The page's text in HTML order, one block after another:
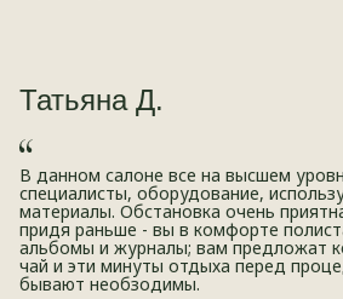
Татьяна Д.
В данном салоне все на высшем
специалисты, оборудование,
материалы. Обстановка очень
придя раньше - вы в комфорте
альбомы и журналы; вам предложат
чай и эти минуты отдыха перед
бывают необзодимы.